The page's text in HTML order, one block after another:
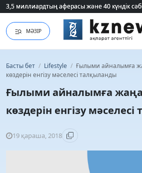
3,5 миллиардтың аферасы және 40 күндік
3,5 миллиардтың аферасы және 40 күндік
МӘЗІР
Басты бет / Lifestyle / Ғылыми айналымға
көздерін енгізу мәселесі талқыланды
Ғылыми айналымға жаңа
көздерін енгізу
19 қараша, 2018